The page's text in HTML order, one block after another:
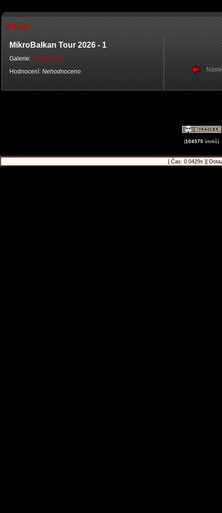
Album
MikroBalkan Tour 2026 - 1
Galerie: HondaDnes
Hodnocení: Nehodnoceno
(104575 útoků)
[ Čas: 0.0429s ][